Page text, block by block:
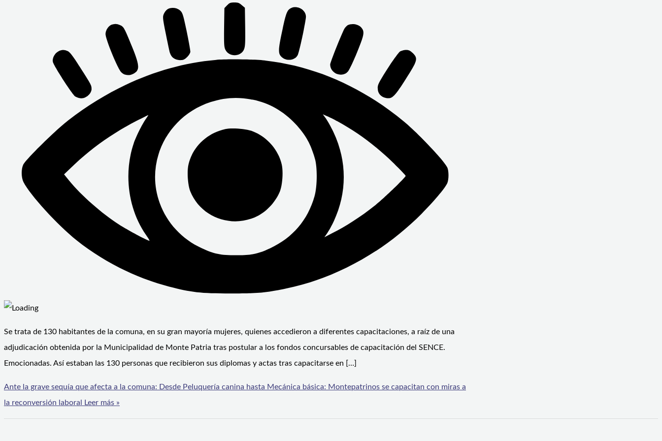
Se trata de 130 habitantes de la comuna, en su gran mayoría mujeres, quienes accedieron a diferentes capacitaciones, a raíz de una
adjudicación obtenida por la Municipalidad de Monte Patria tras postular a los fondos concursables de capacitación del SENCE.
Emocionadas. Así estaban las 130 personas que recibieron sus diplomas y actas tras capacitarse en […]
Ante la grave sequía que afecta a la comuna: Desde Peluquería canina hasta Mecánica básica: Montepatrinos se capacitan con miras a
la reconversión laboral
Leer más »